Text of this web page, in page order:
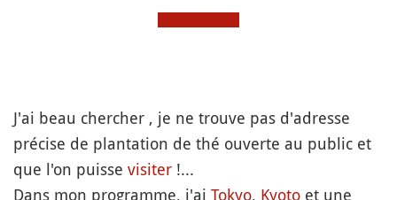
J'ai beau chercher , je ne trouve pas d'adresse
précise de plantation de thé ouverte au public et
que l'on puisse visiter !...
Dans mon programme, j'ai Tokyo, Kyoto et une